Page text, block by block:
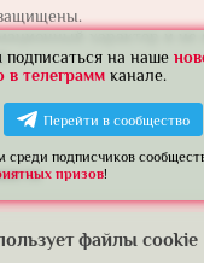
характер и не
файлы cookie
подписаться на наше
в телеграмм канале.
Перейти в сообщество
подписчиков
призов!